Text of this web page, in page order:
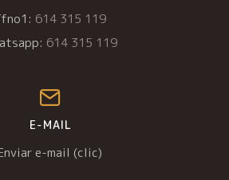
614 315 119
614 315 119
E-MAIL
e-mail (clic)